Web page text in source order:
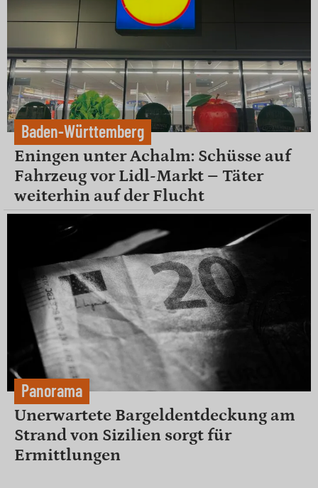
Baden-Württemberg
Eningen unter Achalm: Schüsse auf
Fahrzeug vor Lidl-Markt – Täter
weiterhin auf der Flucht
Panorama
Unerwartete Bargeldentdeckung am
Strand von Sizilien sorgt für
Ermittlungen